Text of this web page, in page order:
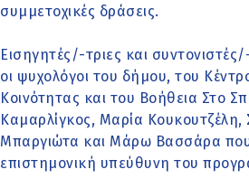
συμμετοχικές δράσεις.
Εισηγητές/-τριες και συντονιστές/-
οι ψυχολόγοι του δήμου, του
Κοινότητας και του Βοήθεια Στο
Καμαρλίγκος, Μαρία Κουκουτζέλη,
Μπαργιώτα και Μάρω Βασσάρα που
επιστημονική υπεύθυνη του